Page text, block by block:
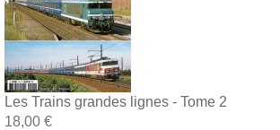
Les Trains grandes lignes - Tome 2
18,00 €